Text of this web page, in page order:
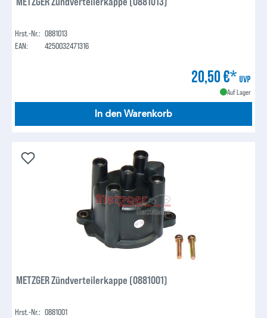
Hrst.-Nr.: 0881013
EAN:
4250032471316
20,50 €* UVP
Auf Lager
In den Warenkorb
METZGER Zündverteilerkappe (0881001)
Hrst.-Nr.: 0881001